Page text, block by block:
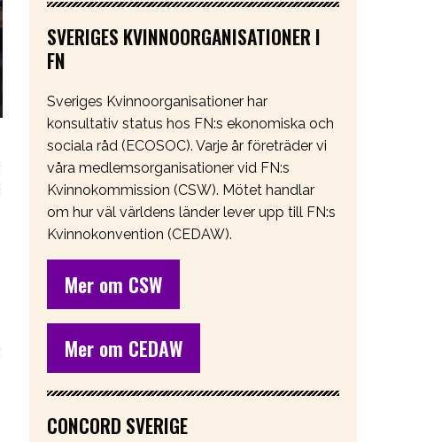
SVERIGES KVINNOORGANISATIONER I
FN
Sveriges Kvinnoorganisationer har
konsultativ status hos FN:s ekonomiska och
sociala råd (ECOSOC). Varje år företräder vi
våra medlemsorganisationer vid FN:s
Kvinnokommission (CSW). Mötet handlar
om hur väl världens länder lever upp till FN:s
Kvinnokonvention (CEDAW).
Mer om CSW
Mer om CEDAW
CONCORD SVERIGE